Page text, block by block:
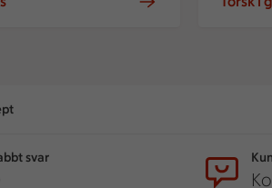
svar